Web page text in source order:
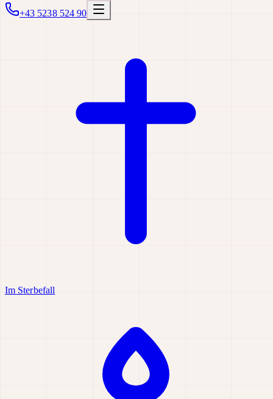
+43 5238 524 90
Im Sterbefall